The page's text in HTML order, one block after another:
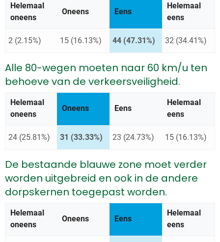
Helemaal
oneens
Oneens Antwoord met de meeste
Eens
Helemaal
eens
2 (2.15%) 15 (16.13%) 44 (47.31%) 32 (34.41%)
Alle 80-wegen moeten naar 60 km/u ten
behoeve van de verkeersveiligheid.
Helemaal
oneens
Antwoord met de meeste stemmen:
Oneens Eens
Helemaal
eens
24 (25.81%) 31 (33.33%) 23 (24.73%) 15 (16.13%)
De bestaande blauwe zone moet verder
worden uitgebreid en ook in de andere
dorpskernen toegepast worden.
Helemaal
oneens
Oneens Antwoord met de meeste
Eens
Helemaal
eens